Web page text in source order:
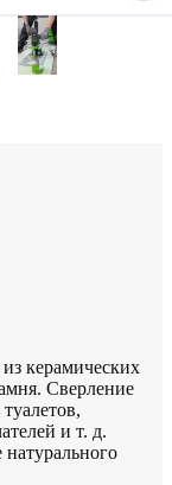
керамических
Сверление
и т. д.